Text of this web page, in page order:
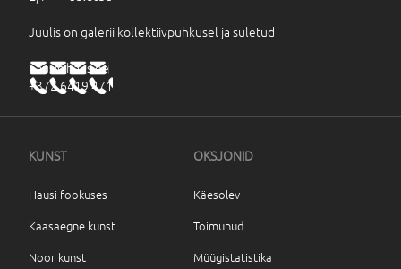
Juulis on galerii kollektiivpuhkusel ja suletud
haus@haus.ee
+372 6419 471
KUNST
Hausi fookuses
Kaasaegne kunst
Noor kunst
OKSJONID
Käesolev
Toimunud
Müügistatistika